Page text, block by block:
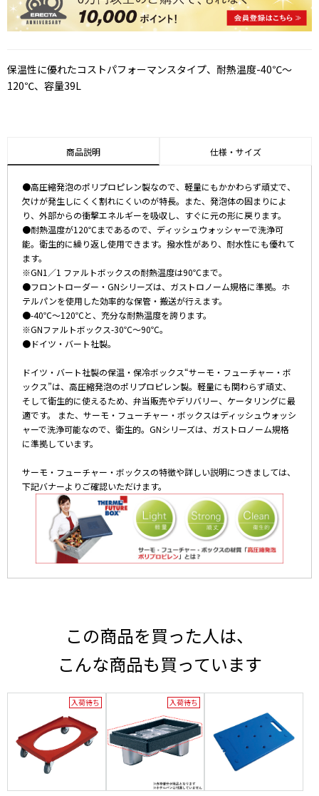
保温性に優れたコストパフォーマンスタイプ、耐熱温度-40℃～
120℃、容量39L
商品説明 仕様・サイズ
●高圧縮発泡のポリプロピレン製なので、軽量にもかかわらず頑丈で、
欠けが発生しにくく割れにくいのが特長。また、発泡体の固まりによ
り、外部からの衝撃エネルギーを吸収し、すぐに元の形に戻ります。
●耐熱温度が120℃まであるので、ディッシュウォッシャーで洗浄可
能。衛生的に繰り返し使用できます。撥水性があり、耐水性にも優れて
ます。
※GN1／1 ファルトボックスの耐熱温度は90℃まで。
●フロントローダー・GNシリーズは、ガストロノーム規格に準拠。ホ
テルパンを使用した効率的な保管・搬送が行えます。
●-40℃～120℃と、充分な耐熱温度を誇ります。
※GNファルトボックス-30℃～90℃。
●ドイツ・バート社製。
ドイツ・バート社製の保温・保冷ボックス“サーモ・フューチャー・ボ
ックス”は、高圧縮発泡のポリプロピレン製。軽量にも関わらず頑丈、
そして衛生的に使えるため、弁当販売やデリバリー、ケータリングに最
適です。 また、サーモ・フューチャー・ボックスはディッシュウォッシ
ャーで洗浄可能なので、衛生的。GNシリーズは、ガストロノーム規格
に準拠しています。
サーモ・フューチャー・ボックスの特徴や詳しい説明につきましては、
下記バナーよりご確認いただけます。
この商品を買った人は、
こんな商品も買っています
入荷待ち 入荷待ち